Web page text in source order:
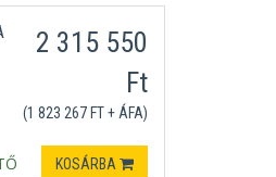
2 315 550
Ft
(1 823 267 FT + ÁFA)
KOSÁRBA